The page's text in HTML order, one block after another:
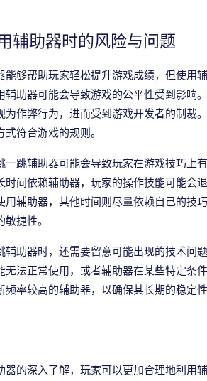
辅助器时的风险与问题
能够帮助玩家轻松提升游戏成绩，但使用
辅助器可能会导致游戏的公平性受到影响
为作弊行为，进而受到游戏开发者的制裁
符合游戏的规则。
一跳辅助器可能会导致玩家在游戏技巧上
时间依赖辅助器，玩家的操作技能可能会
用辅助器，其他时间则尽量依赖自己的技
捷性。
辅助器时，还需要留意可能出现的技术问
无法正常使用，或者辅助器在某些特定条
率较高的辅助器，以确保其长期的稳定性
器的深入了解，玩家可以更加合理地利用